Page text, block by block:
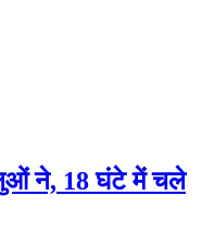
ने, 18 घंटे में चले